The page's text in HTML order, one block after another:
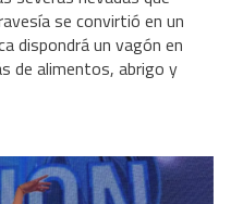
se convirtió en un
dispondrá un vagón en
de alimentos, abrigo y